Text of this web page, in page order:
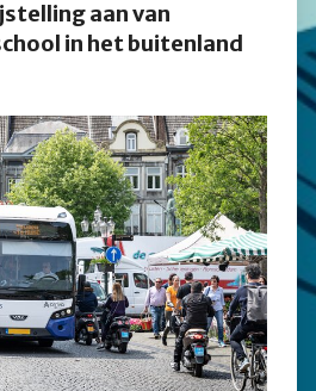
aan van
in het buitenland